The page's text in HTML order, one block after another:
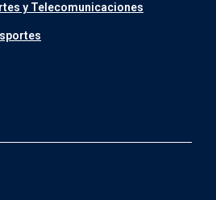
y Telecomunicaciones